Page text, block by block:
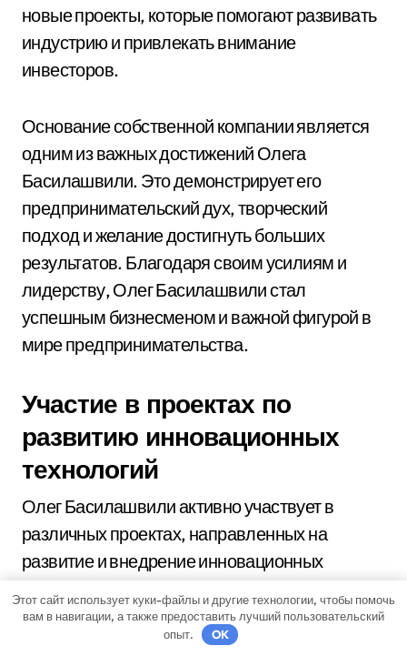
новые проекты, которые помогают развивать
индустрию и привлекать внимание
инвесторов.
Основание собственной компании является
одним из важных достижений Олега
Басилашвили. Это демонстрирует его
предпринимательский дух, творческий
подход и желание достигнуть больших
результатов. Благодаря своим усилиям и
лидерству, Олег Басилашвили стал
успешным бизнесменом и важной фигурой в
мире предпринимательства.
Участие в проектах по
развитию инновационных
технологий
Олег Басилашвили активно участвует в
различных проектах, направленных на
развитие и внедрение инновационных
технологий в различные отрасли экономики.
Благодаря своим знаниям и опыту в области
информационных технологий, он смог
Этот сайт использует куки-файлы и другие технологии, чтобы помочь
вам в навигации, а также предоставить лучший пользовательский
опыт.
OK